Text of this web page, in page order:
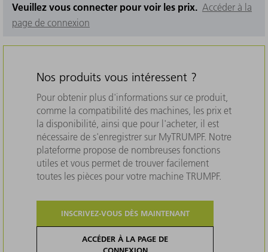
Veuillez vous connecter pour voir les prix. Accéder à la
page de connexion
Nos produits vous intéressent ?
Pour obtenir plus d'informations sur ce produit,
comme la compatibilité des machines, les prix et
la disponibilité, ainsi que pour l'acheter, il est
nécessaire de s'enregistrer sur MyTRUMPF. Notre
plateforme propose de nombreuses fonctions
utiles et vous permet de trouver facilement
toutes les pièces pour votre machine TRUMPF.
INSCRIVEZ-VOUS DÈS MAINTENANT
ACCÉDER À LA PAGE DE